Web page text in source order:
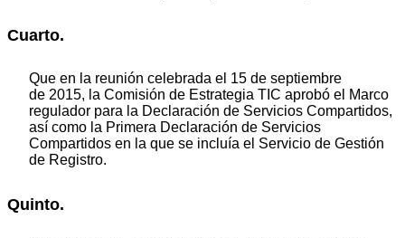
Cuarto.
Que en la reunión celebrada el 15 de septiembre
de 2015, la Comisión de Estrategia TIC aprobó el Marco
regulador para la Declaración de Servicios Compartidos,
así como la Primera Declaración de Servicios
Compartidos en la que se incluía el Servicio de Gestión
de Registro.
Quinto.